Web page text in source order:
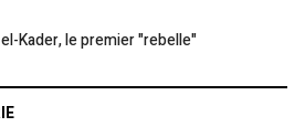
Kader, le premier "rebelle"